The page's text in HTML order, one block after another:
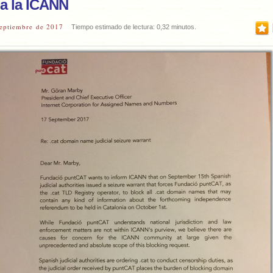
la ICANN
de 2017 Tiempo estimado de lectura: 0,32 minutos.